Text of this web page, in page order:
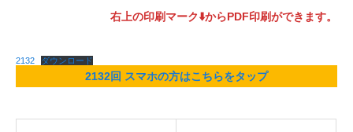
右上の印刷マーク⬇️からPDF印刷ができます。
2132 ダウンロード
2132回 スマホの方はこちらをタップ